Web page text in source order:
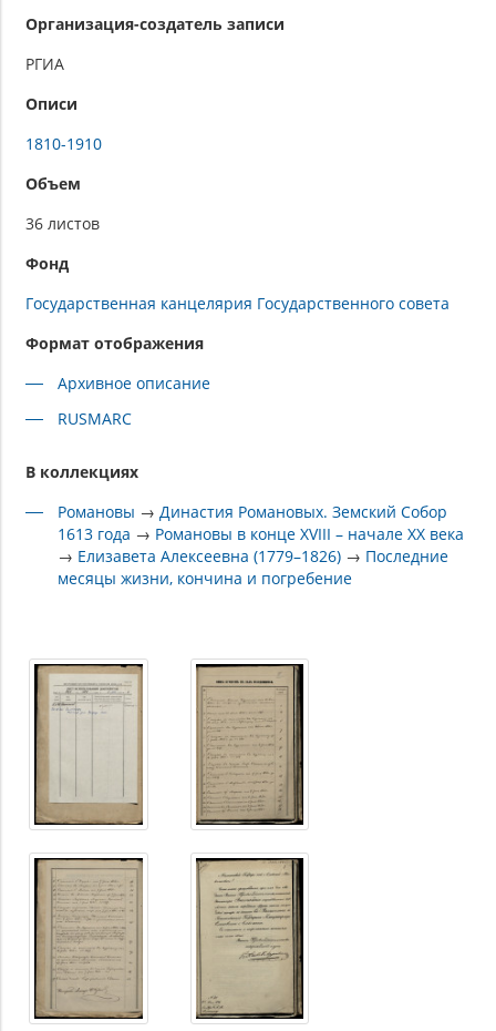
Организация-создатель записи
РГИА
Описи
1810-1910
Объем
36 листов
Фонд
Государственная канцелярия Государственного совета
Формат отображения
Архивное описание
RUSMARC
В коллекциях
Романовы →Династия Романовых. Земский Собор
1613 года → Романовы в конце XVIII – начале XX века
→ Елизавета Алексеевна (1779–1826) → Последние
месяцы жизни, кончина и погребение